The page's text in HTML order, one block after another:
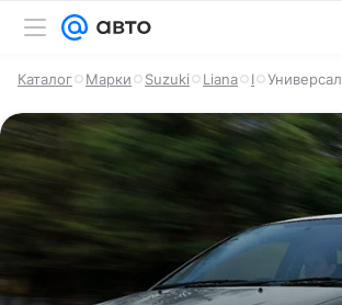
Каталог Марки Suzuki Liana I Универсал